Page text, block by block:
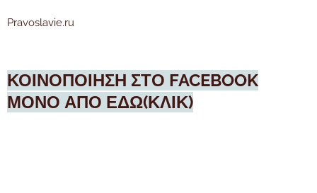
Pravoslavie.ru
ΚΟΙΝΟΠΟΙΗΣΗ ΣΤΟ FACEBOOK
ΜΟΝΟ ΑΠΟ ΕΔΩ(ΚΛΙΚ)